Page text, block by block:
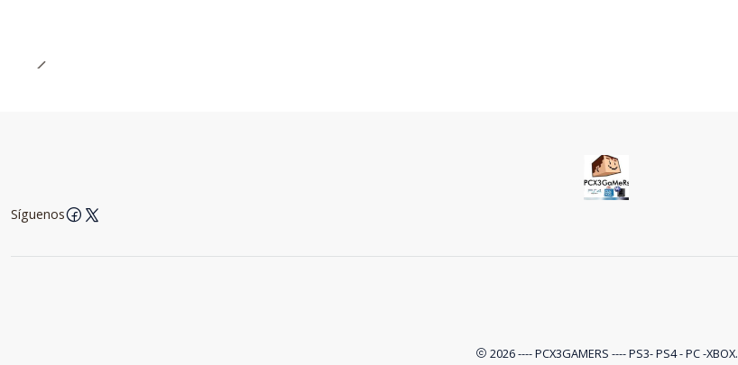
Síguenos
2026 ---- PCX3GAMERS ---- PS3- PS4 - PC -XBOX.